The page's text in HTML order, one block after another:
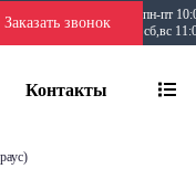
Заказать звонок
пн-пт
сб,вс
Контакты